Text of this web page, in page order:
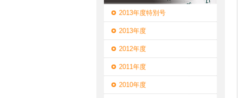
2013年度特別号
2013年度
2012年度
2011年度
2010年度